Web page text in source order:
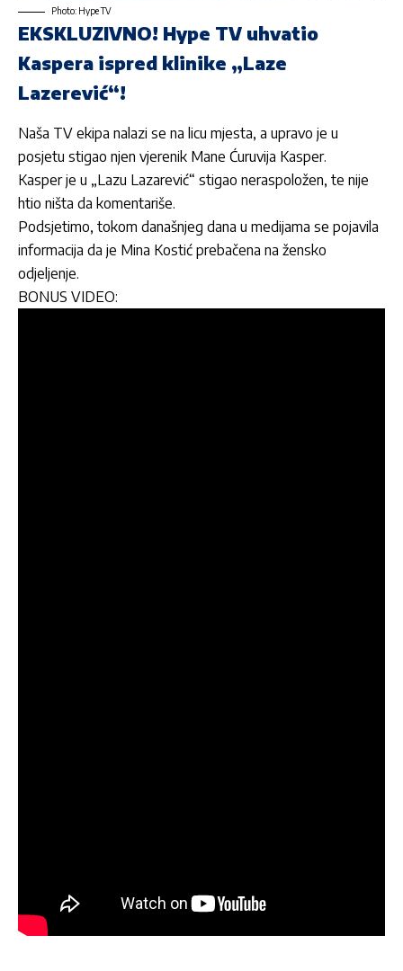
Photo: Hype TV
EKSKLUZIVNO! Hype TV uhvatio
Kaspera ispred klinike „Laze
Lazerević“!
Naša TV ekipa nalazi se na licu mjesta, a upravo je u
posjetu stigao njen vjerenik Mane Ćuruvija Kasper.
Kasper je u „Lazu Lazarević“ stigao neraspoložen, te nije
htio ništa da komentariše.
Podsjetimo, tokom današnjeg dana u medijama se pojavila
informacija da je Mina Kostić prebačena na žensko
odjeljenje.
BONUS VIDEO: